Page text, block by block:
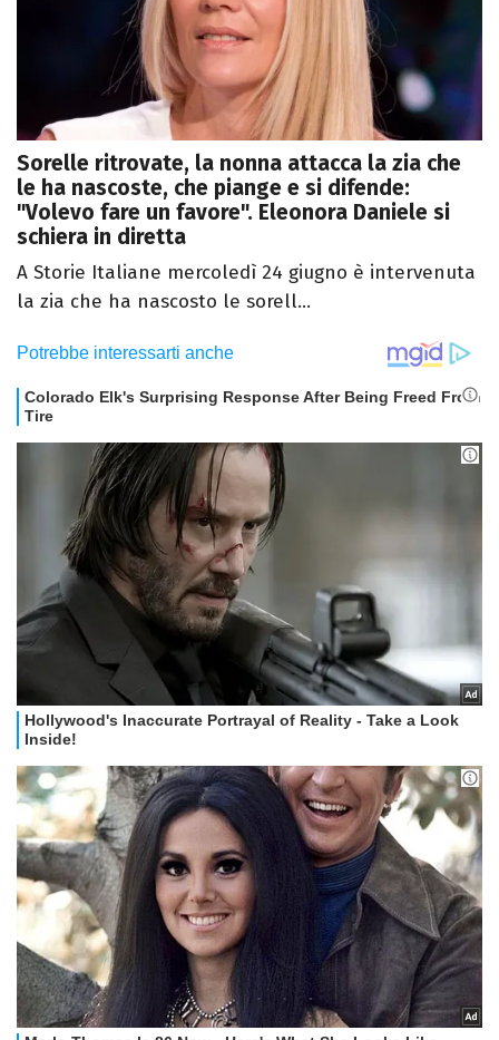
Sorelle ritrovate, la nonna attacca la zia che
le ha nascoste, che piange e si difende:
"Volevo fare un favore". Eleonora Daniele si
schiera in diretta
A Storie Italiane mercoledì 24 giugno è intervenuta
la zia che ha nascosto le sorell...